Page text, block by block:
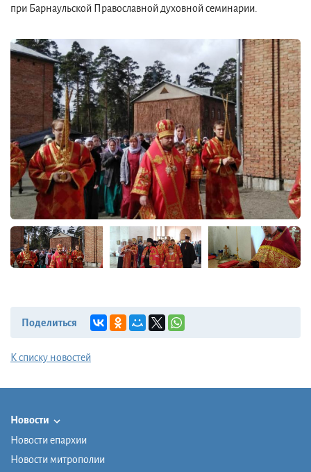
при Барнаульской Православной духовной семинарии.
Поделиться
К списку новостей
Новости
Новости епархии
Новости митрополии